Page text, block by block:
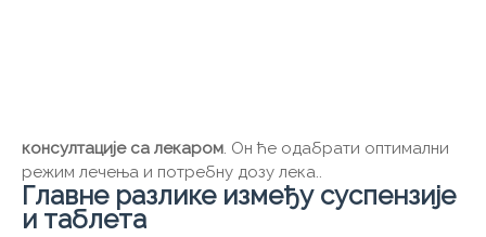
консултације са лекаром. Он ће одабрати оптимални
режим лечења и потребну дозу лека..
Главне разлике између суспензије
и таблета